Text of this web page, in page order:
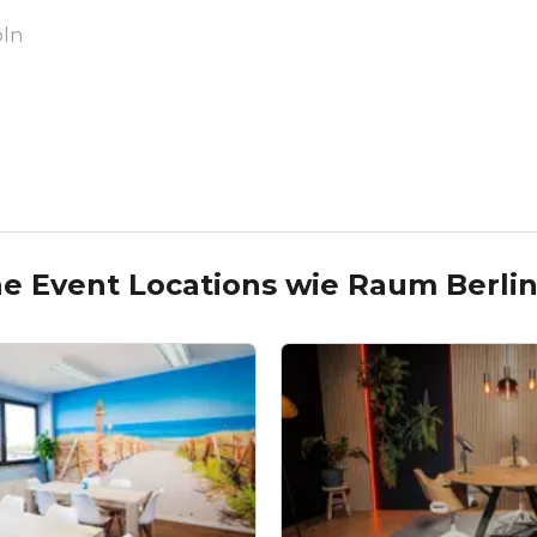
Event Locations wie Raum Berlin